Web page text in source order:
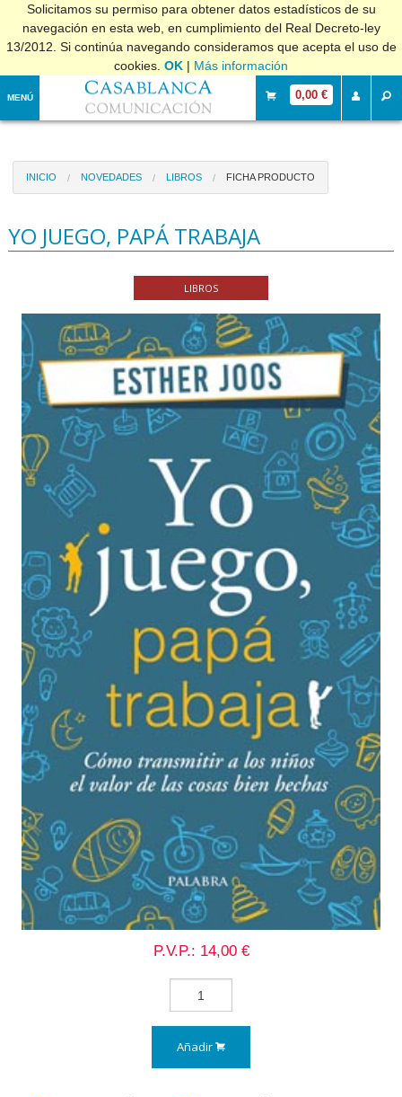
Solicitamos su permiso para obtener datos estadísticos de su
navegación en esta web, en cumplimiento del Real Decreto-ley
13/2012. Si continúa navegando consideramos que acepta el uso de
cookies. OK | Más información
MENÚ 0,00 €
INICIO NOVEDADES LIBROS FICHA PRODUCTO
YO JUEGO, PAPÁ TRABAJA
LIBROS
P.V.P.: 14,00 €
Añadir